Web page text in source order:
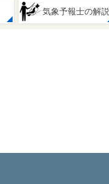
気象予報士の解説